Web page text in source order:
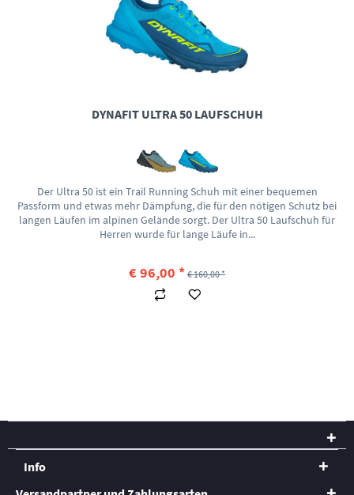
DYNAFIT ULTRA 50 LAUFSCHUH
Der Ultra 50 ist ein Trail Running Schuh mit einer bequemen
Passform und etwas mehr Dämpfung, die für den nötigen Schutz bei
langen Läufen im alpinen Gelände sorgt. Der Ultra 50 Laufschuh für
Herren wurde für lange Läufe in...
€ 96,00 * € 160,00 *
Info